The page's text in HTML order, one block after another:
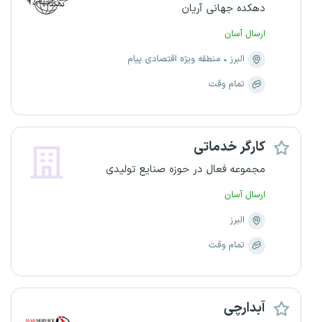
دهکده جهانی آریان
ارسال آسان
البرز
منطقه ویژه اقتصادی پیام
تمام وقت
کارگر خدماتی
مجموعه فعال در حوزه صنایع تولیدی
ارسال آسان
البرز
تمام وقت
آبدارچی